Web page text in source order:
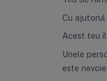
Cu
Acest teu
Unele
este nevoie.